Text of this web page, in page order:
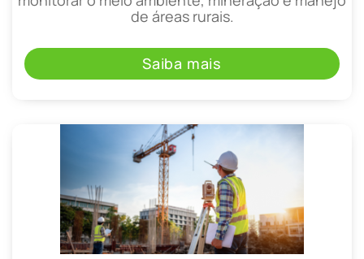
de áreas rurais.
Saiba mais